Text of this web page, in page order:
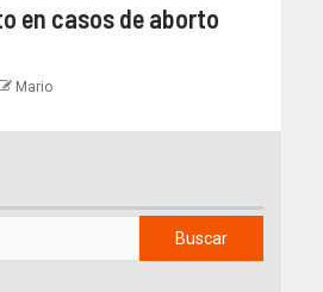
en casos de aborto
Mario
Buscar